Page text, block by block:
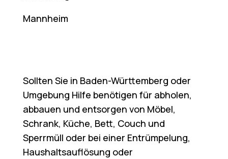
Mannheim
Sollten Sie in Baden-Württemberg oder
Umgebung Hilfe benötigen für abholen,
abbauen und entsorgen von Möbel,
Schrank, Küche, Bett, Couch und
Sperrmüll oder bei einer Entrümpelung,
Haushaltsauflösung oder